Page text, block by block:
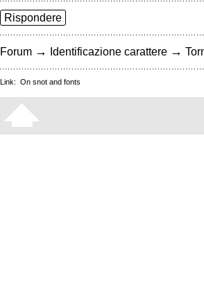
Rispondere
Forum → Identificazione carattere →
Link: On snot and fonts